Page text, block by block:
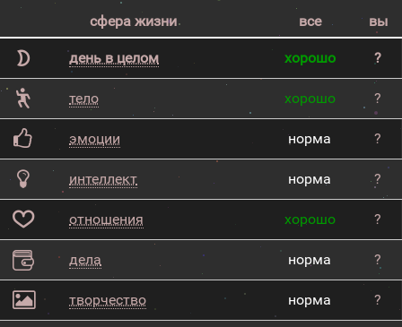
сфера жизни все вы
день в целом хорошо ?
тело хорошо ?
эмоции норма ?
интеллект норма ?
отношения хорошо ?
дела норма ?
творчество норма ?